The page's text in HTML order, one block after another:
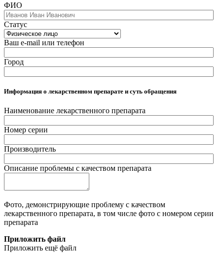
ФИО
Статус
Ваш e-mail или телефон
Город
Информация о лекарственном препарате и суть обращения
Наименование лекарственного препарата
Номер серии
Производитель
Описание проблемы с качеством препарата
Фото, демонстрирующие проблему с качеством
лекарственного препарата, в том числе фото с номером серии
препарата
Приложить файл
Приложить ещё файл